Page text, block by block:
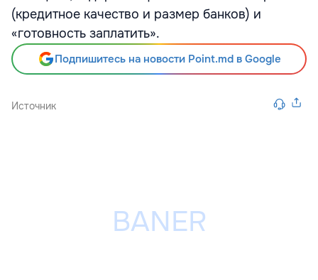
(кредитное качество и размер банков) и
«готовность заплатить».
Подпишитесь на новости Point.md в Google
Источник